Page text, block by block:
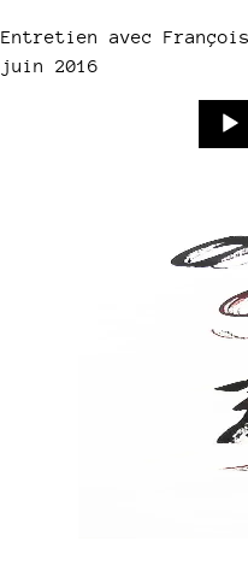
Entretien avec
juin 2016